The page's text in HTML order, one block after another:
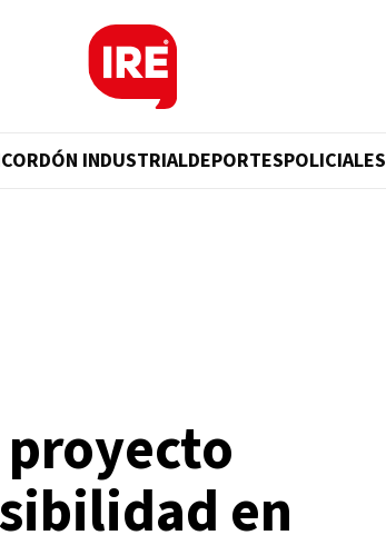
CORDÓN INDUSTRIALDEPORTESPOLICIALES
en